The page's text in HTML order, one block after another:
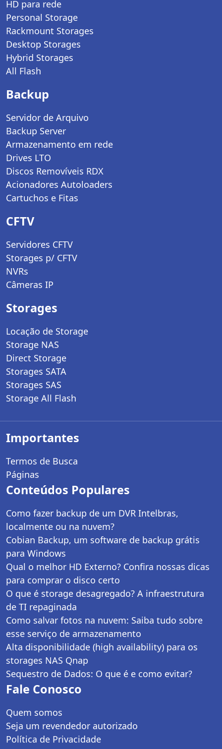
HD para rede
Personal Storage
Rackmount Storages
Desktop Storages
Hybrid Storages
All Flash
Backup
Servidor de Arquivo
Backup Server
Armazenamento em rede
Drives LTO
Discos Removíveis RDX
Acionadores Autoloaders
Cartuchos e Fitas
CFTV
Servidores CFTV
Storages p/ CFTV
NVRs
Câmeras IP
Storages
Locação de Storage
Storage NAS
Direct Storage
Storages SATA
Storages SAS
Storage All Flash
Importantes
Termos de Busca
Páginas
Conteúdos Populares
Como fazer backup de um DVR Intelbras,
localmente ou na nuvem?
Cobian Backup, um software de backup grátis
para Windows
Qual o melhor HD Externo? Confira nossas dicas
para comprar o disco certo
O que é storage desagregado? A infraestrutura
de TI repaginada
Como salvar fotos na nuvem: Saiba tudo sobre
esse serviço de armazenamento
Alta disponibilidade (high availability) para os
storages NAS Qnap
Sequestro de Dados: O que é e como evitar?
Fale Conosco
Quem somos
Seja um revendedor autorizado
Política de Privacidade